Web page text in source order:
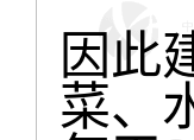
因此
菜、